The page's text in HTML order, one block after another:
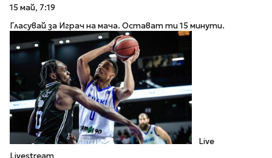
15 май, 7:19
Гласувай за Играч на мача. Остават ти 15 минути.
Live
Livestream